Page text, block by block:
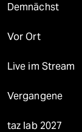
Demnächst
Vor Ort
Live im Stream
Vergangene
taz lab 2027